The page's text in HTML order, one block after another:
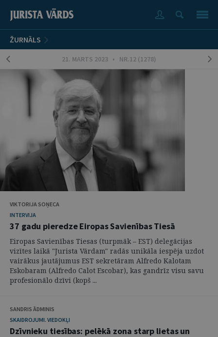
ŽURNĀLS
21. MARTS 2023 • NR.12 (1278)
VIKTORIJA SOŅECA
INTERVIJA
37 gadu pieredze Eiropas Savienības Tiesā
Eiropas Savienības Tiesas (turpmāk – EST) delegācijas
vizītes laikā "Jurista Vārdam" radās unikāla iespēja uzdot
vairākus jautājumus EST sekretāram Alfredo Kalotam
Eskobaram (Alfredo Calot Escobar), kas gandrīz visu savu
profesionālo dzīvi (kopš ...
SANDRIS ĀDMINIS
SKAIDROJUMI. VIEDOKĻI
Dzīvnieku tiesības: pelēkā zona starp lietas un